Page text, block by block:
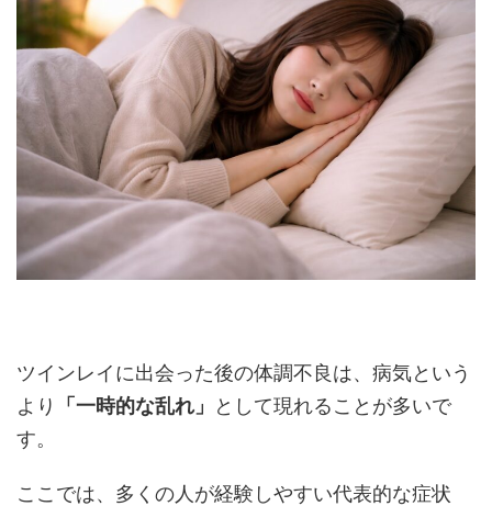
ツインレイに出会った後の体調不良は、病気という
より
「一時的な乱れ」
として現れることが多いで
す。
ここでは、多くの人が経験しやすい代表的な症状